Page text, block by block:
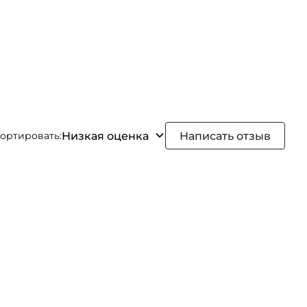
Низкая оценка Написать отзыв